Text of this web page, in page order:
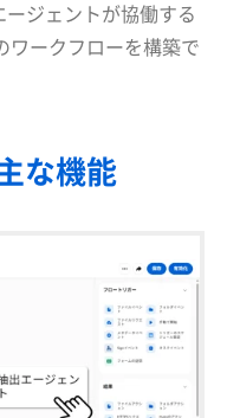
ジェントが協働する
ワークフローを構築で
な機能